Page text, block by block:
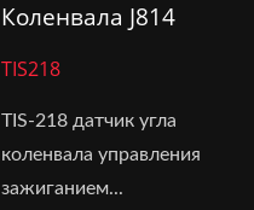
Коленвала J814
TIS218
TIS-218 датчик угла
коленвала управления
зажиганием...